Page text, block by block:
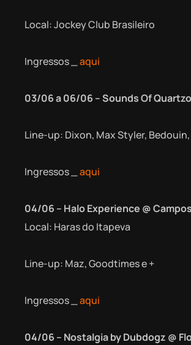
Local: Jockey Club Brasileiro
Ingressos _ aqui
03/06 a 06/06 – Sounds Of
Line-up: Dixon, Max Styler,
Ingressos _ aqui
04/06 – Halo Experience @
Local: Haras do Itapeva
Line-up: Maz, Goodtimes e +
Ingressos _ aqui
04/06 – Nostalgia by Dubdogz @